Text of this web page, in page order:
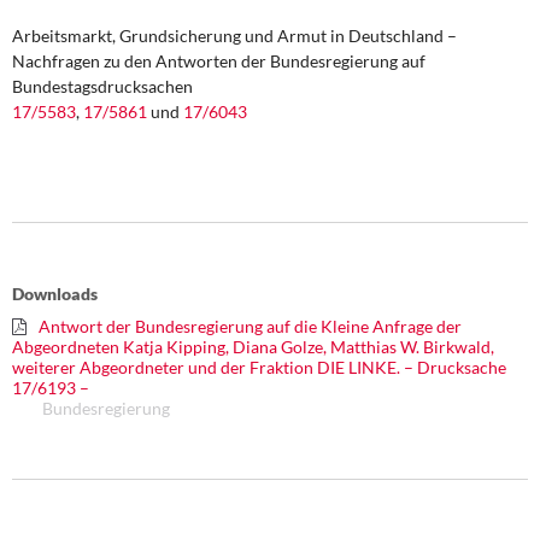
Eurokrise und Griechenland
DIE LINKE
Institut Solidarische Moderne
Rosa-Luxemburg-Stiftung
Über mich
Kontakt
Arbeitsmarkt, Grundsicherung und Armut in Deutschland –
Nachfragen zu den Antworten der Bundesregierung auf
Bundestagsdrucksachen
17/5583, 17/5861 und 17/6043
Downloads
Antwort der Bundesregierung auf die Kleine Anfrage der
Abgeordneten Katja Kipping, Diana Golze, Matthias W. Birkwald,
weiterer Abgeordneter und der Fraktion DIE LINKE. – Drucksache
17/6193 –
Bundesregierung